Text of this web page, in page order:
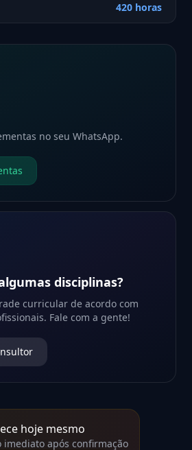
420 horas
no seu WhatsApp.
disciplinas?
curricular de acordo com
Fale com a gente!
hoje mesmo
imediato após confirmação